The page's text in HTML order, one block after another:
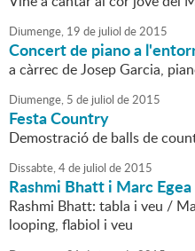
Diumenge, 19 de juliol de2015
Concert de piano a
a càrrec de Josep Garcia,
Diumenge, 5 de juliol de2015
Festa Country
Demostració de balls de
Dissabte,4de juliol de2015
Rashmi Bhatt i Marc
Rashmi Bhatt: tabla i veu /
looping, flabiol i veu